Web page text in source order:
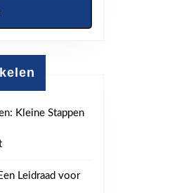
Kleine Stappen
Leidraad voor